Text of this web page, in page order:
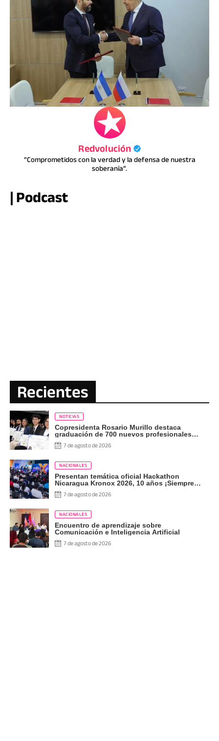
Redvolución
“Comprometidos con la verdad y la defensa de nuestra
soberanía”.
| Podcast
Recientes
NOTICIAS
Copresidenta Rosario Murillo destaca
graduación de 700 nuevos profesionales
Pueblo Presidente
7 de agosto de 2026
NACIONALES
Presentan temática oficial Hackathon
Nicaragua Kronox 2026, 10 años ¡Siempre
Más Allá!
7 de agosto de 2026
NACIONALES
Encuentro de aprendizaje sobre
Comunicación e Inteligencia Artificial
7 de agosto de 2026